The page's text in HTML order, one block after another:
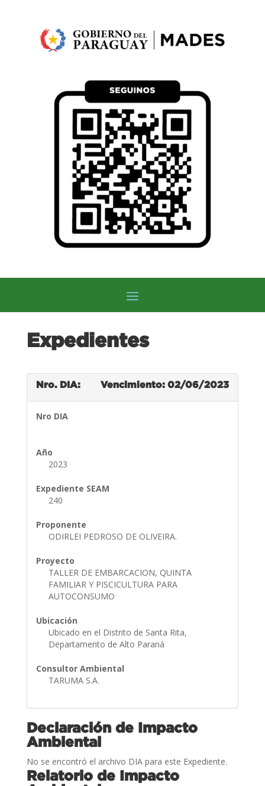
Expedientes
Nro. DIA: Vencimiento: 02/06/2023
Nro DIA
Año
2023
Expediente SEAM
240
Proponente
ODIRLEI PEDROSO DE OLIVEIRA.
Proyecto
TALLER DE EMBARCACION, QUINTA
FAMILIAR Y PISCICULTURA PARA
AUTOCONSUMO
Ubicación
Ubicado en el Distrito de Santa Rita,
Departamento de Alto Paraná
Consultor Ambiental
TARUMA S.A.
Declaración de Impacto
Ambiental
No se encontró el archivo DIA para este Expediente.
Relatorio de Impacto